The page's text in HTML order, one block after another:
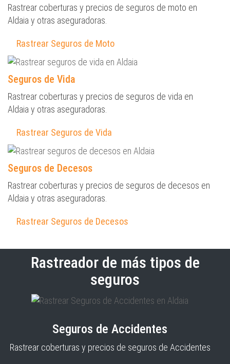
Rastrear coberturas y precios de seguros de moto en
Aldaia y otras aseguradoras.
Rastrear Seguros de Moto
Seguros de Vida
Rastrear coberturas y precios de seguros de vida en
Aldaia y otras aseguradoras.
Rastrear Seguros de Vida
Seguros de Decesos
Rastrear coberturas y precios de seguros de decesos en
Aldaia y otras aseguradoras.
Rastrear Seguros de Decesos
Rastreador de más tipos de
seguros
Seguros de Accidentes
Rastrear coberturas y precios de seguros de Accidentes